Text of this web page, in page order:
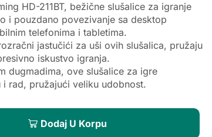
HD-211BT, bežične slušalice za igranje
i pouzdano povezivanje sa desktop
telefonima i tabletima.
jastučići za uši ovih slušalica, pružaju
iskustvo igranja.
dugmadima, ove slušalice za igre
rad, pružajući veliku udobnost.
Dodaj U Korpu